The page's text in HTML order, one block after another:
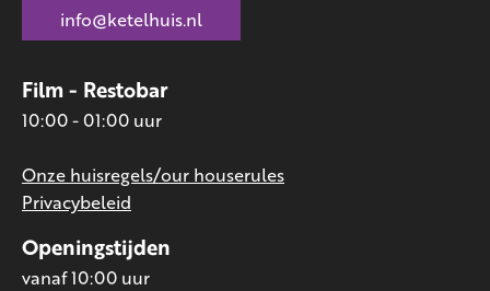
Openingstijden
vanaf 10:00 uur
Film - Restobar
10:00 - 01:00 uur
Onze huisregels/our houserules
Privacybeleid
info@ketelhuis.nl